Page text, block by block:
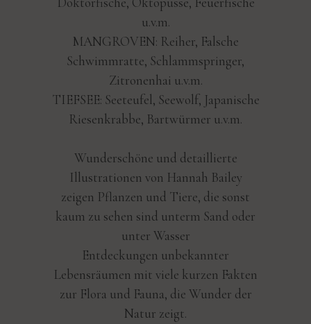
u.v.m.
MANGROVEN: Reiher, Falsche
Schwimmratte, Schlammspringer,
Zitronenhai u.v.m.
TIEFSEE: Seeteufel, Seewolf, Japanische
Riesenkrabbe, Bartwürmer u.v.m.
Wunderschöne und detaillierte
Illustrationen von Hannah Bailey
zeigen Pflanzen und Tiere, die sonst
kaum zu sehen sind unterm Sand oder
unter Wasser
Entdeckungen unbekannter
Lebensräumen mit viele kurzen Fakten
zur Flora und Fauna, die Wunder der
Natur zeigt.